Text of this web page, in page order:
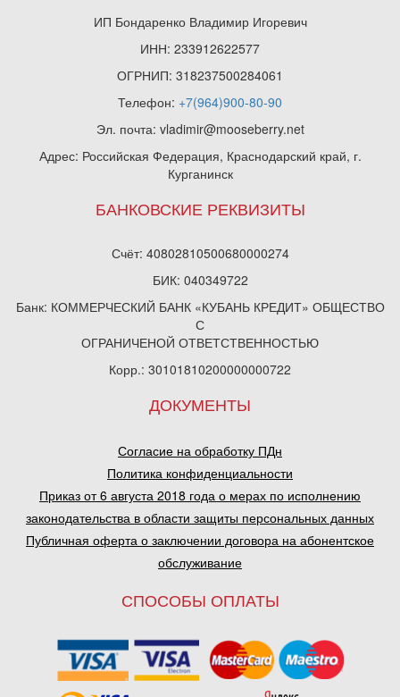
ИП Бондаренко Владимир Игоревич
ИНН: 233912622577
ОГРНИП: 318237500284061
Телефон: +7(964)900-80-90
Эл. почта: vladimir@mooseberry.net
Адрес: Российская Федерация, Краснодарский край, г.
Курганинск
БАНКОВСКИЕ РЕКВИЗИТЫ
Счёт: 40802810500680000274
БИК: 040349722
Банк: КОММЕРЧЕСКИЙ БАНК «КУБАНЬ КРЕДИТ» ОБЩЕСТВО
С
ОГРАНИЧЕНОЙ ОТВЕТСТВЕННОСТЬЮ
Корр.: 30101810200000000722
ДОКУМЕНТЫ
Согласие на обработку ПДн
Политика конфиденциальности
Приказ от 6 августа 2018 года о мерах по исполнению
законодательства в области защиты персональных данных
Публичная оферта о заключении договора на абонентское
обслуживание
СПОСОБЫ ОПЛАТЫ